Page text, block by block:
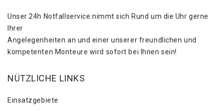
Unser 24h Notfallservice nimmt sich Rund um die Uhr gerne
Ihrer
Angelegenheiten an und einer unserer freundlichen und
kompetenten Monteure wird sofort bei Ihnen sein!
NÜTZLICHE LINKS
Einsatzgebiete